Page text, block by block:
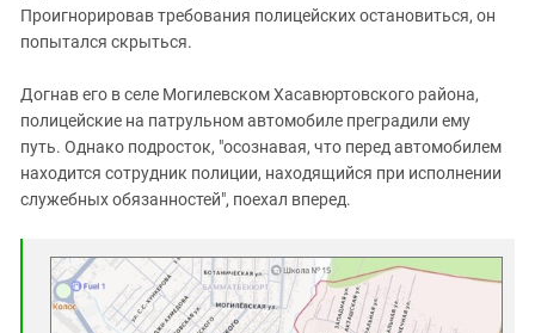
Проигнорировав требования полицейских остановиться, он
попытался скрыться.
Догнав его в селе Могилевском Хасавюртовского района,
полицейские на патрульном автомобиле преградили ему
путь. Однако подросток, "осознавая, что перед автомобилем
находится сотрудник полиции, находящийся при исполнении
служебных обязанностей", поехал вперед.